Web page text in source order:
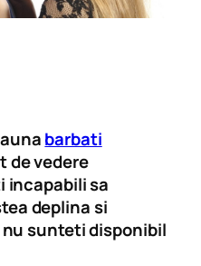
barbati
de vedere
incapabili sa
deplina si
sunteti disponibil